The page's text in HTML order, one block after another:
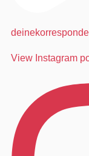
View Instagram